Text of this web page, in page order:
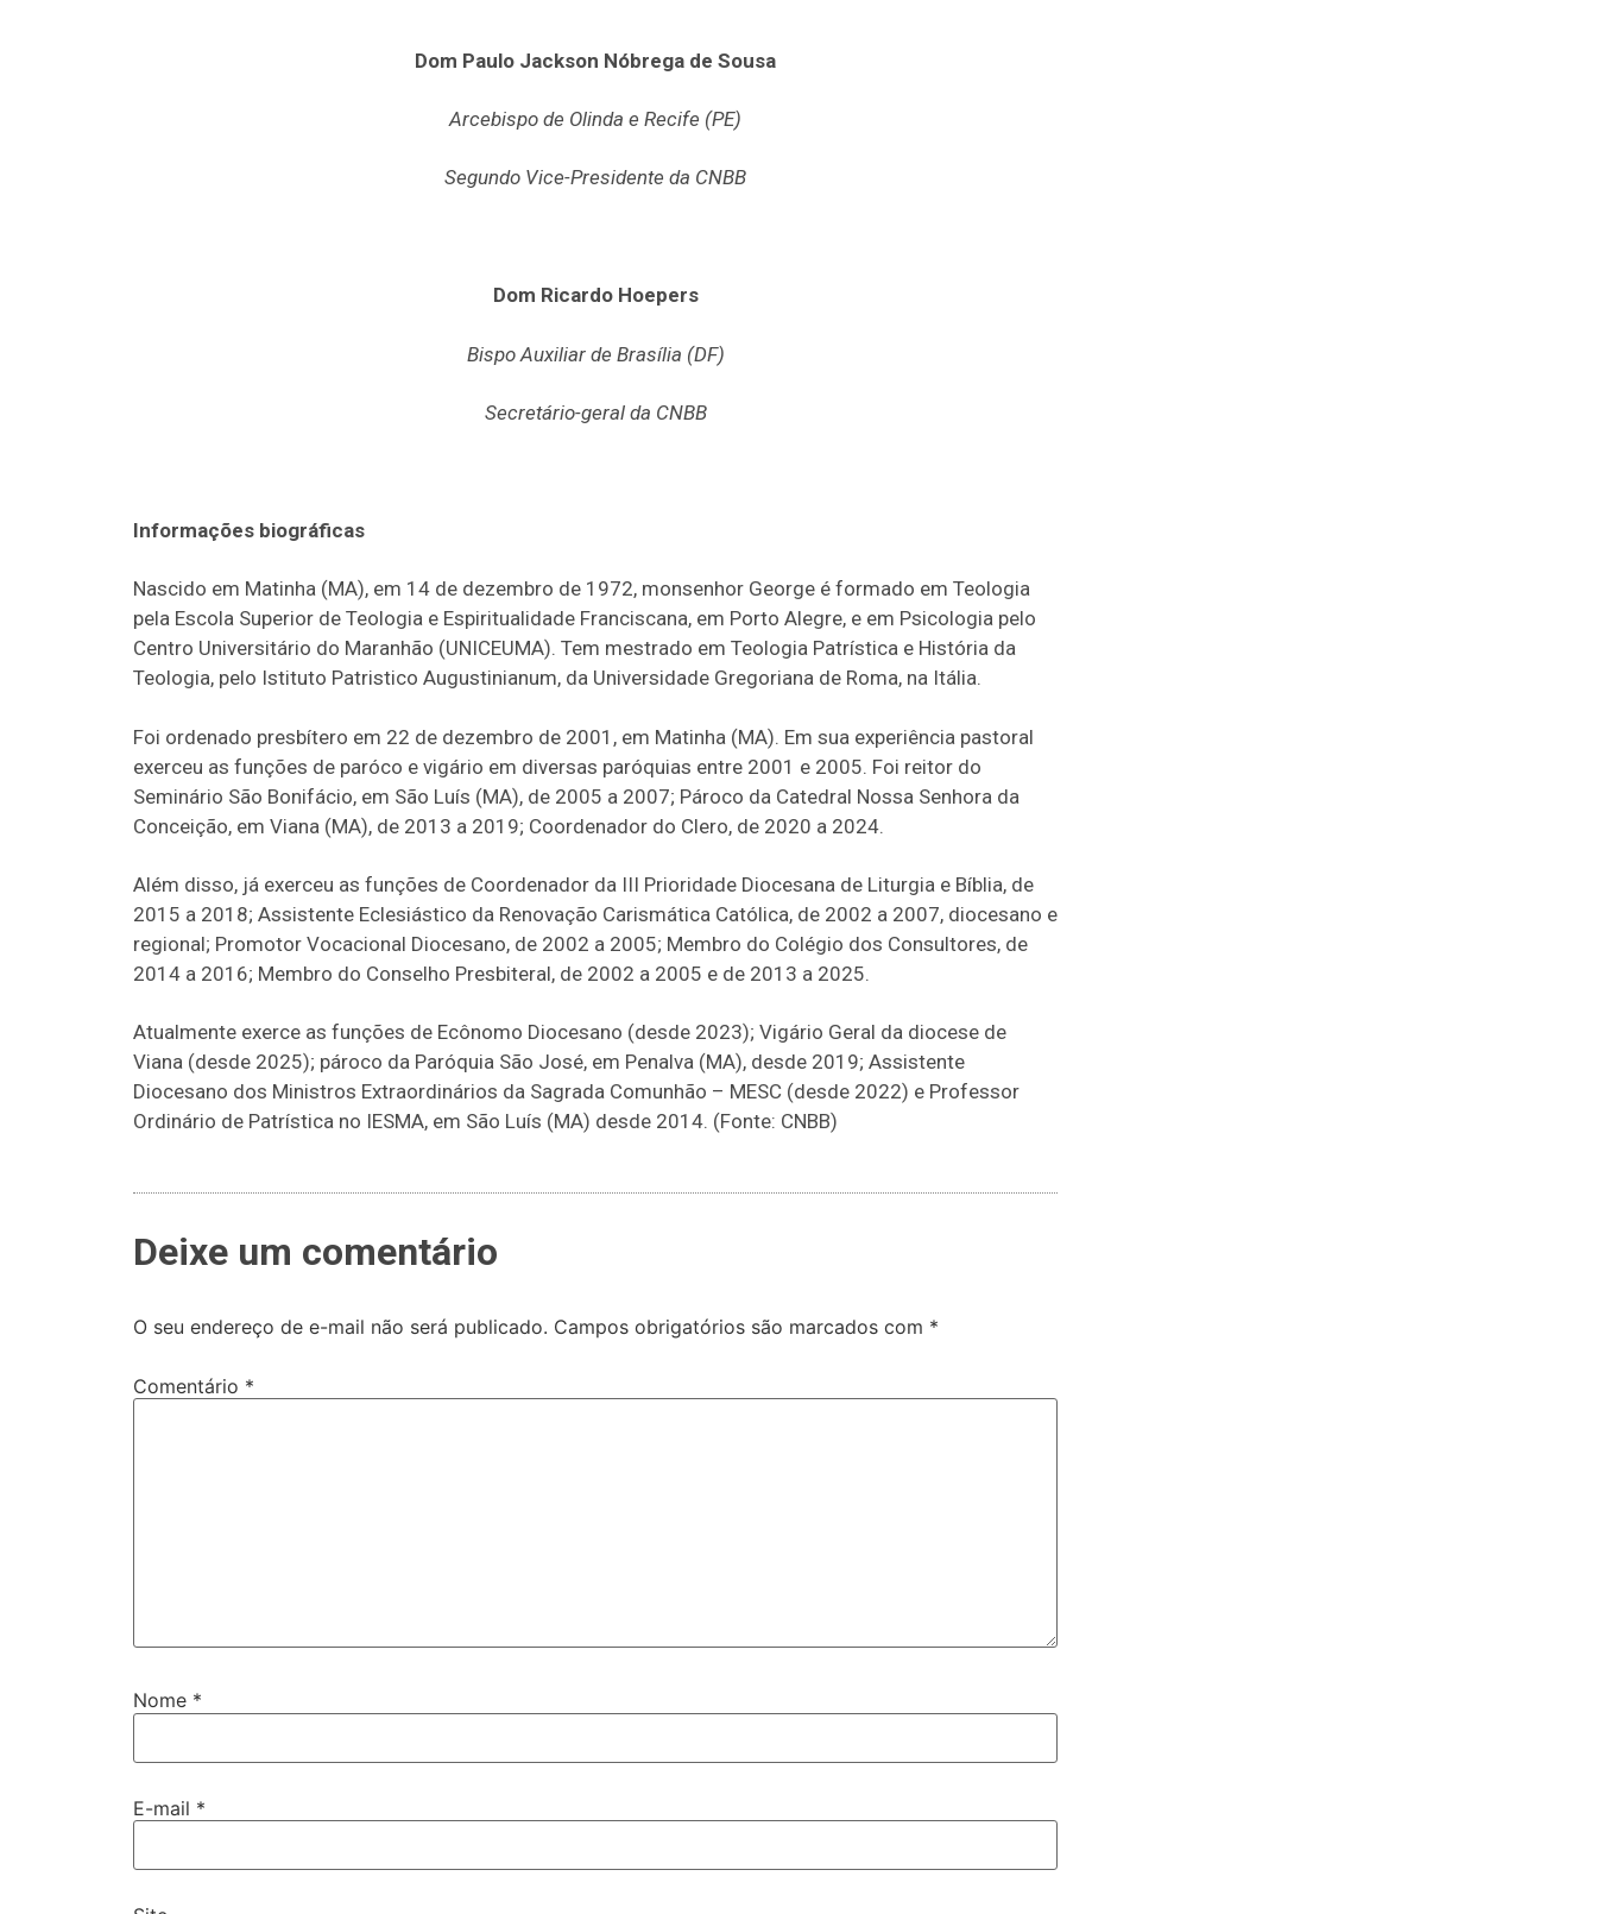
Dom Paulo Jackson Nóbrega de Sousa
Arcebispo de Olinda e Recife (PE)
Segundo Vice-Presidente da CNBB
Dom Ricardo Hoepers
Bispo Auxiliar de Brasília (DF)
Secretário-geral da CNBB
Informações biográficas
Nascido em Matinha (MA), em 14 de dezembro de 1972, monsenhor George é formado em Teologia
pela Escola Superior de Teologia e Espiritualidade Franciscana, em Porto Alegre, e em Psicologia pelo
Centro Universitário do Maranhão (UNICEUMA). Tem mestrado em Teologia Patrística e História da
Teologia, pelo Istituto Patristico Augustinianum, da Universidade Gregoriana de Roma, na Itália.
Foi ordenado presbítero em 22 de dezembro de 2001, em Matinha (MA). Em sua experiência pastoral
exerceu as funções de paróco e vigário em diversas paróquias entre 2001 e 2005. Foi reitor do
Seminário São Bonifácio, em São Luís (MA), de 2005 a 2007; Pároco da Catedral Nossa Senhora da
Conceição, em Viana (MA), de 2013 a 2019; Coordenador do Clero, de 2020 a 2024.
Além disso, já exerceu as funções de Coordenador da III Prioridade Diocesana de Liturgia e Bíblia, de
2015 a 2018; Assistente Eclesiástico da Renovação Carismática Católica, de 2002 a 2007, diocesano e
regional; Promotor Vocacional Diocesano, de 2002 a 2005; Membro do Colégio dos Consultores, de
2014 a 2016; Membro do Conselho Presbiteral, de 2002 a 2005 e de 2013 a 2025.
Atualmente exerce as funções de Ecônomo Diocesano (desde 2023); Vigário Geral da diocese de
Viana (desde 2025); pároco da Paróquia São José, em Penalva (MA), desde 2019; Assistente
Diocesano dos Ministros Extraordinários da Sagrada Comunhão – MESC (desde 2022) e Professor
Ordinário de Patrística no IESMA, em São Luís (MA) desde 2014. (Fonte: CNBB)
Deixe um comentário
O seu endereço de e-mail não será publicado. Campos obrigatórios são marcados com *
Comentário *
Nome *
E-mail *